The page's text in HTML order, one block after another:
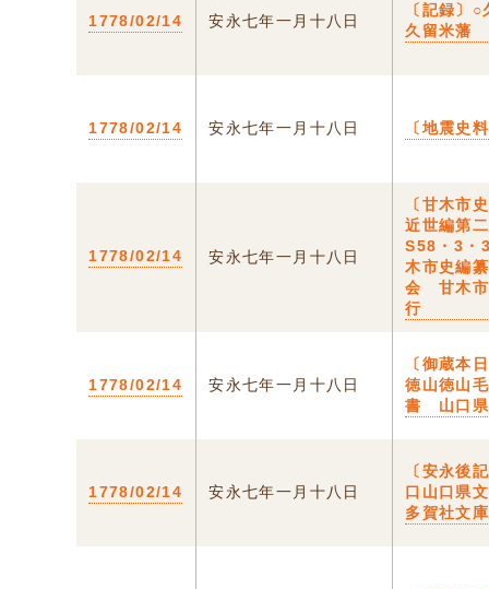
1778/02/14 安永七年一月十八日
〔記録〕
久留米藩
1778/02/14 安永七年一月十八日 〔地震史
1778/02/14 安永七年一月十八日
〔甘木
近世編第
S58・3
木市史編
会 甘木市
行
1778/02/14 安永七年一月十八日
〔御蔵本
徳山徳山
書 山口県
1778/02/14 安永七年一月十八日
〔安永後
口山口県
多賀社文庫